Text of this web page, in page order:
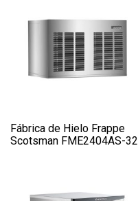
Fábrica de Hielo Frappe
Scotsman FME2404AS-32